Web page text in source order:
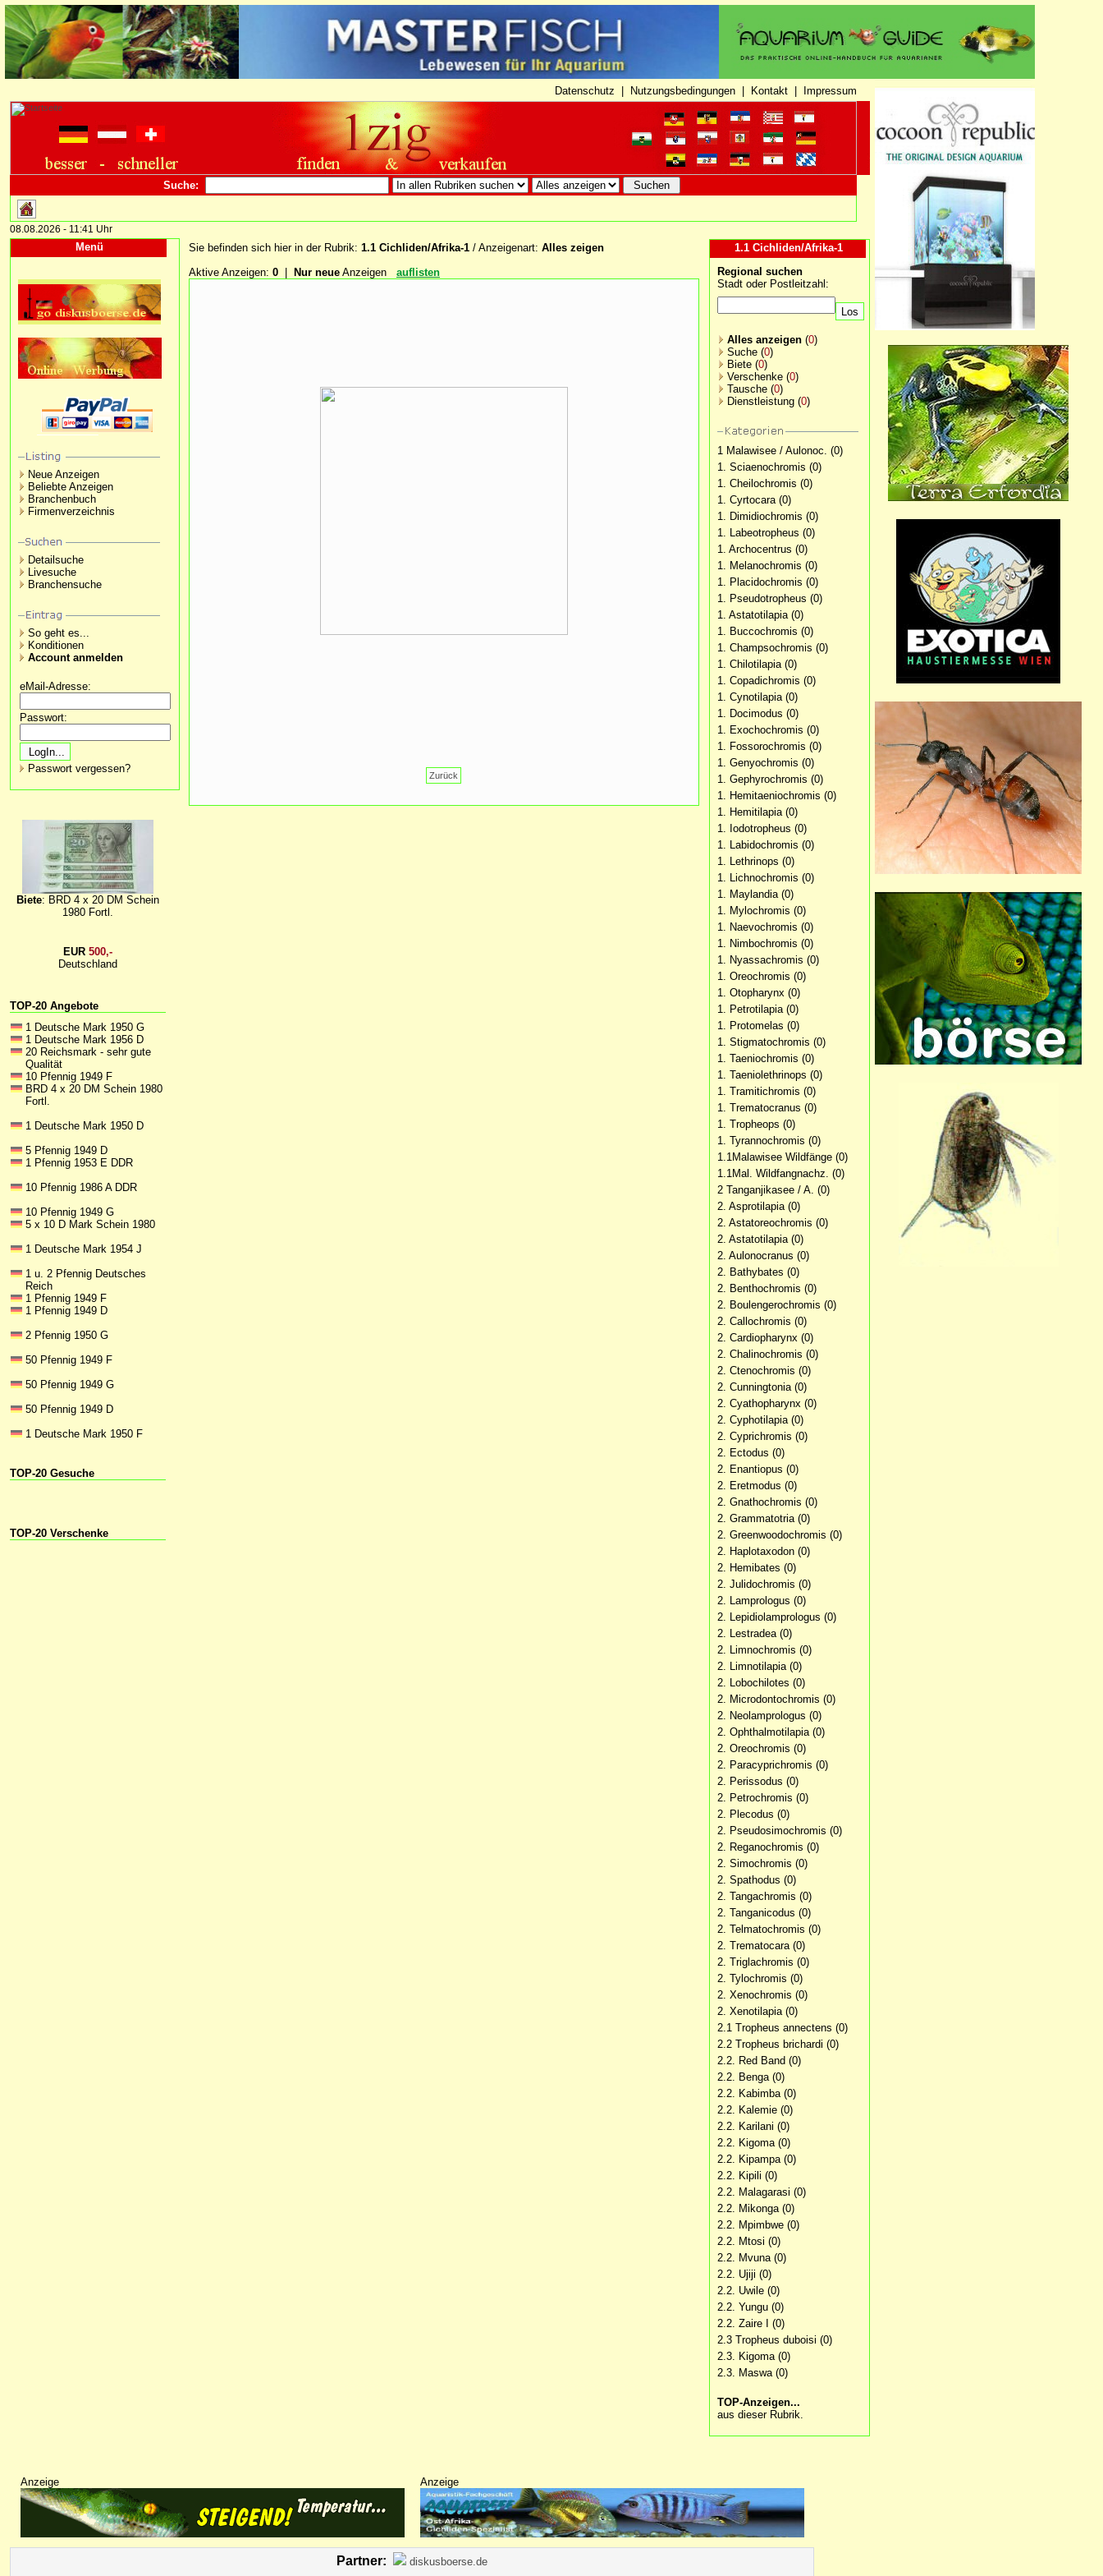
Datenschutz Nutzungsbedingungen Kontakt Impressum
Suche:
08.08.2026 - 11:41 Uhr
Menü
Neue Anzeigen
Beliebte Anzeigen
Branchenbuch
Firmenverzeichnis
Detailsuche
Livesuche
Branchensuche
So geht es...
Konditionen
Account anmelden
eMail-Adresse:
Passwort:
Passwort vergessen?
Biete: BRD 4 x 20 DM Schein
1980 Fortl.
EUR 500,-
Deutschland
TOP-20 Angebote
1 Deutsche Mark 1950 G
1 Deutsche Mark 1956 D
20 Reichsmark - sehr gute
Qualität
10 Pfennig 1949 F
BRD 4 x 20 DM Schein 1980
Fortl.
1 Deutsche Mark 1950 D
5 Pfennig 1949 D
1 Pfennig 1953 E DDR
10 Pfennig 1986 A DDR
10 Pfennig 1949 G
5 x 10 D Mark Schein 1980
1 Deutsche Mark 1954 J
1 u. 2 Pfennig Deutsches
Reich
1 Pfennig 1949 F
1 Pfennig 1949 D
2 Pfennig 1950 G
50 Pfennig 1949 F
50 Pfennig 1949 G
50 Pfennig 1949 D
1 Deutsche Mark 1950 F
TOP-20 Gesuche
TOP-20 Verschenke
Sie befinden sich hier in der Rubrik: 1.1 Cichliden/Afrika-1 / Anzeigenart: Alles zeigen
Aktive Anzeigen: 0 Nur neue Anzeigen auflisten
Zurück
1.1 Cichliden/Afrika-1
Regional suchen
Stadt oder Postleitzahl:
Alles anzeigen (0)
Suche (0)
Biete (0)
Verschenke (0)
Tausche (0)
Dienstleistung (0)
1 Malawisee / Aulonoc. (0)
1. Sciaenochromis (0)
1. Cheilochromis (0)
1. Cyrtocara(0)
1. Dimidiochromis (0)
1. Labeotropheus (0)
1. Archocentrus (0)
1. Melanochromis (0)
1. Placidochromis (0)
1. Pseudotropheus (0)
1. Astatotilapia(0)
1. Buccochromis (0)
1. Champsochromis (0)
1. Chilotilapia(0)
1. Copadichromis (0)
1. Cynotilapia(0)
1. Docimodus (0)
1. Exochochromis (0)
1. Fossorochromis (0)
1. Genyochromis (0)
1. Gephyrochromis (0)
1. Hemitaeniochromis (0)
1. Hemitilapia(0)
1. Iodotropheus (0)
1. Labidochromis (0)
1. Lethrinops (0)
1. Lichnochromis (0)
1. Maylandia(0)
1. Mylochromis (0)
1. Naevochromis (0)
1. Nimbochromis (0)
1. Nyassachromis (0)
1. Oreochromis (0)
1. Otopharynx (0)
1. Petrotilapia(0)
1. Protomelas (0)
1. Stigmatochromis (0)
1. Taeniochromis (0)
1. Taeniolethrinops (0)
1. Tramitichromis (0)
1. Trematocranus (0)
1. Tropheops (0)
1. Tyrannochromis (0)
1.1Malawisee Wildfänge (0)
1.1Mal. Wildfangnachz. (0)
2 Tanganjikasee / A. (0)
2. Asprotilapia(0)
2. Astatoreochromis (0)
2. Astatotilapia(0)
2. Aulonocranus (0)
2. Bathybates (0)
2. Benthochromis (0)
2. Boulengerochromis (0)
2. Callochromis (0)
2. Cardiopharynx (0)
2. Chalinochromis (0)
2. Ctenochromis (0)
2. Cunningtonia(0)
2. Cyathopharynx (0)
2. Cyphotilapia(0)
2. Cyprichromis (0)
2. Ectodus (0)
2. Enantiopus (0)
2. Eretmodus (0)
2. Gnathochromis (0)
2. Grammatotria(0)
2. Greenwoodochromis (0)
2. Haplotaxodon (0)
2. Hemibates (0)
2. Julidochromis (0)
2. Lamprologus (0)
2. Lepidiolamprologus (0)
2. Lestradea(0)
2. Limnochromis (0)
2. Limnotilapia(0)
2. Lobochilotes (0)
2. Microdontochromis (0)
2. Neolamprologus (0)
2. Ophthalmotilapia(0)
2. Oreochromis (0)
2. Paracyprichromis (0)
2. Perissodus (0)
2. Petrochromis (0)
2. Plecodus (0)
2. Pseudosimochromis (0)
2. Reganochromis (0)
2. Simochromis (0)
2. Spathodus (0)
2. Tangachromis (0)
2. Tanganicodus (0)
2. Telmatochromis (0)
2. Trematocara(0)
2. Triglachromis (0)
2. Tylochromis (0)
2. Xenochromis (0)
2. Xenotilapia(0)
2.1 Tropheus annectens (0)
2.2 Tropheus brichardi (0)
2.2. Red Band (0)
2.2. Benga(0)
2.2. Kabimba(0)
2.2. Kalemie (0)
2.2. Karilani (0)
2.2. Kigoma(0)
2.2. Kipampa(0)
2.2. Kipili (0)
2.2. Malagarasi (0)
2.2. Mikonga(0)
2.2. Mpimbwe (0)
2.2. Mtosi (0)
2.2. Mvuna(0)
2.2. Ujiji (0)
2.2. Uwile (0)
2.2. Yungu (0)
2.2. Zaire I
(0)
2.3 Tropheus duboisi (0)
2.3. Kigoma(0)
2.3. Maswa(0)
TOP-Anzeigen...
aus dieser Rubrik.
Anzeige Anzeige
Partner: diskusboerse.de